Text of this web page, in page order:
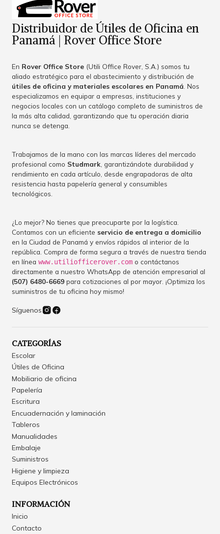
Distribuidor de Útiles de Oficina en
Panamá | Rover Office Store
En Rover Office Store (Utili Office Rover, S.A.) somos tu
aliado estratégico para el abastecimiento y distribución de
útiles de oficina y materiales escolares en Panamá . Nos
especializamos en equipar a empresas, instituciones y
negocios locales con un catálogo completo de suministros de
la más alta calidad, garantizando que tu operación diaria
nunca se detenga.
Trabajamos de la mano con las marcas líderes del mercado
profesional como Studmark , garantizándote durabilidad y
rendimiento en cada artículo, desde engrapadoras de alta
resistencia hasta papelería general y consumibles
tecnológicos.
¿Lo mejor? No tienes que preocuparte por la logística.
Contamos con un eficiente servicio de entrega a domicilio
en la Ciudad de Panamá y envíos rápidos al interior de la
república. Compra de forma segura a través de nuestra tienda
en línea www.utiliofficerover.com o contáctanos
directamente a nuestro WhatsApp de atención empresarial al
(507) 6480-6669 para cotizaciones al por mayor. ¡Optimiza los
suministros de tu oficina hoy mismo!
Síguenos
CATEGORÍAS
Escolar
Útiles de Oficina
Mobiliario de oficina
Papelería
Escritura
Encuadernación y laminación
Tableros
Manualidades
Embalaje
Suministros
Higiene y limpieza
Equipos Electrónicos
INFORMACIÓN
Inicio
Contacto